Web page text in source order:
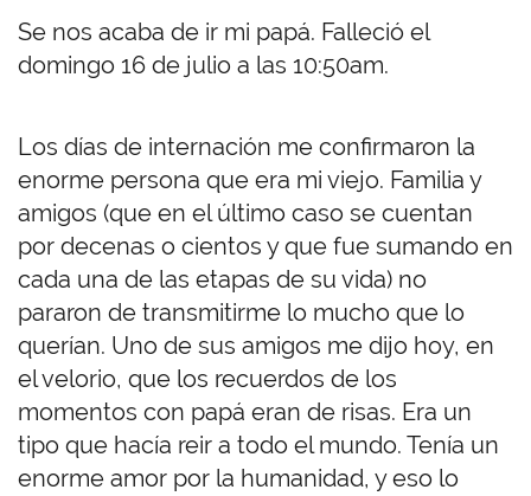
Se nos acaba de ir mi papá. Falleció el
domingo 16 de julio a las 10:50am.
Los días de internación me confirmaron la
enorme persona que era mi viejo. Familia y
amigos (que en el último caso se cuentan
por decenas o cientos y que fue sumando en
cada una de las etapas de su vida) no
pararon de transmitirme lo mucho que lo
querían. Uno de sus amigos me dijo hoy, en
el velorio, que los recuerdos de los
momentos con papá eran de risas. Era un
tipo que hacía reir a todo el mundo. Tenía un
enorme amor por la humanidad, y eso lo